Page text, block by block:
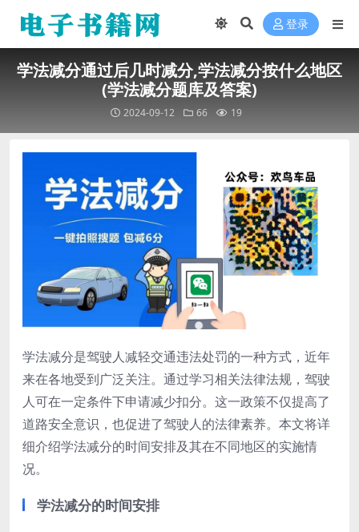
登录
学法减分通过后几时减分,学法减分按什么地区
(学法减分题库及答案)
2024-09-12 66 19
学法减分是驾驶人减轻交通违法处罚的一种方式，近年
来在各地受到广泛关注。通过学习相关法律法规，驾驶
人可在一定条件下申请减少扣分。这一政策不仅提高了
道路安全意识，也促进了驾驶人的法律素养。本文将详
细介绍学法减分的时间安排及其在不同地区的实施情
况。
学法减分的时间安排